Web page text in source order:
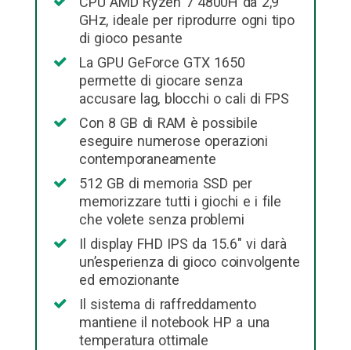
GHz, ideale per riprodurre ogni tipo
di gioco pesante
La GPU GeForce GTX 1650
permette di giocare senza
accusare lag, blocchi o cali di FPS
Con 8 GB di RAM è possibile
eseguire numerose operazioni
contemporaneamente
512 GB di memoria SSD per
memorizzare tutti i giochi e i file
che volete senza problemi
Il display FHD IPS da 15.6″ vi darà
un’esperienza di gioco coinvolgente
ed emozionante
Il sistema di raffreddamento
mantiene il notebook HP a una
temperatura ottimale